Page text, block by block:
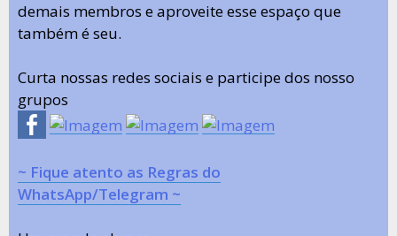
demais membros e aproveite esse espaço que
também é seu.
Curta nossas redes sociais e participe dos nosso
grupos
~ Fique atento as Regras do
WhatsApp/Telegram ~